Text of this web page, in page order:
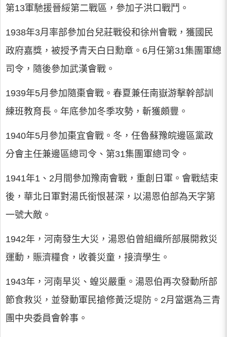
第13軍馳援晉綏第二戰區，參加子洪口戰鬥。
1938年3月率部參加台兒莊戰役和徐州會戰，獲國民
政府嘉獎，被授予青天白日勳章。6月任第31集團軍總
司令，隨後參加武漢會戰。
1939年5月參加隨棗會戰。春夏兼任南嶽游擊幹部訓
練班教育長。年底參加冬季攻勢，斬獲頗豐。
1940年5月參加棗宜會戰。冬，任魯蘇豫皖邊區黨政
分會主任兼邊區總司令、第31集團軍總司令。
1941年1、2月間參加豫南會戰，重創日軍。會戰結束
後，華北日軍對湯氏銜恨甚深，以湯恩伯部為天字第
一號大敵。
1942年，河南發生大災，湯恩伯曾組織所部展開救災
運動，賑濟糧食，收養災童，接濟學生。
1943年，河南旱災、蝗災嚴重。湯恩伯再次發動所部
節食救災，並發動軍民搶修黃泛堤防。2月當選為三青
團中央委員會幹事。